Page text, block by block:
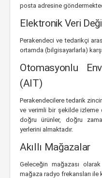
posta adresine
Elektronik Veri
Perakendeci ve tedarikçi
ortamda (bilgisayarlarla)
Otomasyonlu
(AIT)
Perakendecilere tedarik
ve verimli bir şekilde izleme
doğru ürünler, doğru
yerlerini almaktadır.
Akıllı Mağazalar
Geleceğin mağazası
mağaza radyo frekansları